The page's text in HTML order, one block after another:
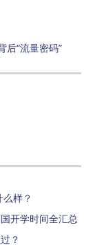
后“流量密码”
样？
开学时间全汇总
？